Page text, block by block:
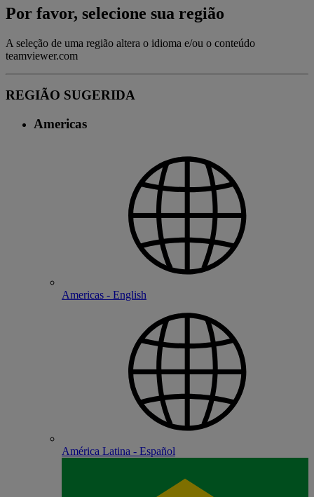
Por favor, selecione sua região
A seleção de uma região altera o idioma e/ou o conteúdo
teamviewer.com
REGIÃO SUGERIDA
Americas
Americas - English
América Latina - Español